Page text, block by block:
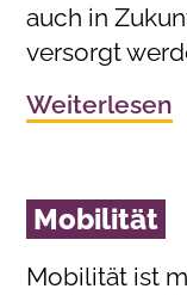
auch in
versorgt
Weiterlesen
Mobilität
Mobilität ist